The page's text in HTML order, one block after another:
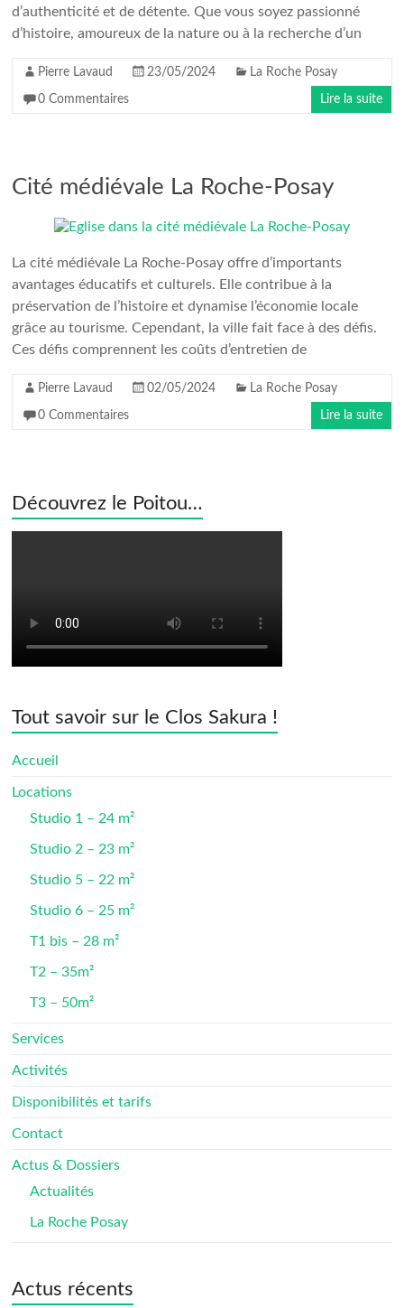
d’authenticité et de détente. Que vous soyez passionné
d’histoire, amoureux de la nature ou à la recherche d’un
Pierre Lavaud 23/05/2024 La Roche Posay
0 Commentaires Lire la suite
Cité médiévale La Roche-Posay
La cité médiévale La Roche-Posay offre d’importants
avantages éducatifs et culturels. Elle contribue à la
préservation de l’histoire et dynamise l’économie locale
grâce au tourisme. Cependant, la ville fait face à des défis.
Ces défis comprennent les coûts d’entretien de
Pierre Lavaud 02/05/2024 La Roche Posay
0 Commentaires Lire la suite
Découvrez le Poitou…
Tout savoir sur le Clos Sakura !
Accueil
Locations
Studio 1 – 24 m²
Studio 2 – 23 m²
Studio 5 – 22 m²
Studio 6 – 25 m²
T1 bis – 28 m²
T2 – 35m²
T3 – 50m²
Services
Activités
Disponibilités et tarifs
Contact
Actus & Dossiers
Actualités
La Roche Posay
Actus récents